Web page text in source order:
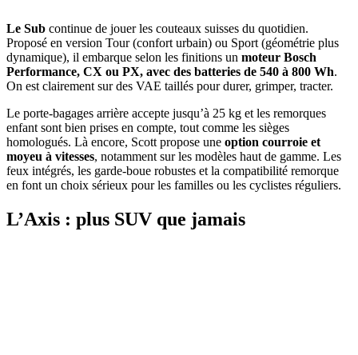
Le Sub continue de jouer les couteaux suisses du quotidien.
Proposé en version Tour (confort urbain) ou Sport (géométrie plus
dynamique), il embarque selon les finitions un moteur Bosch
Performance, CX ou PX, avec des batteries de 540 à 800 Wh.
On est clairement sur des VAE taillés pour durer, grimper, tracter.
Le porte-bagages arrière accepte jusqu’à 25 kg et les remorques
enfant sont bien prises en compte, tout comme les sièges
homologués. Là encore, Scott propose une option courroie et
moyeu à vitesses, notamment sur les modèles haut de gamme. Les
feux intégrés, les garde-boue robustes et la compatibilité remorque
en font un choix sérieux pour les familles ou les cyclistes réguliers.
L’Axis : plus SUV que jamais